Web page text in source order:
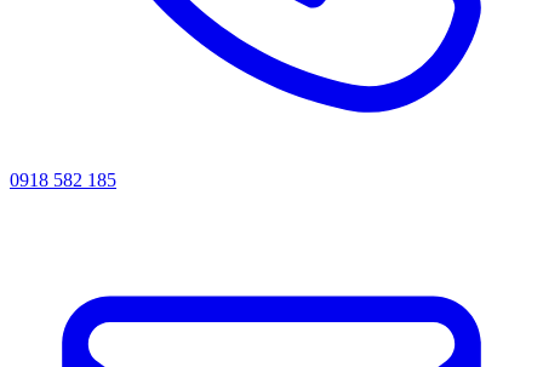
0918 582 185